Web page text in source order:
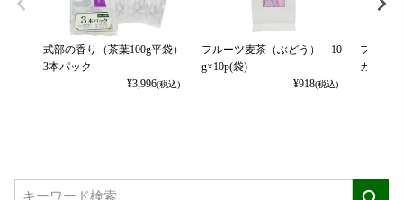
式部の香り（茶葉100g平袋）
3本パック
¥3,996(税込)
フルーツ麦茶（ぶどう） 10
g×10p(袋)
¥918(税込)
フルー
カット